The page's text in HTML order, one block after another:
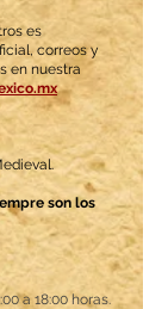
es
correos y
en nuestra
son los
a 18:00 horas.